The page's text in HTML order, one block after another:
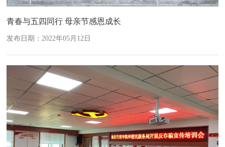
青春与五四同行 母亲节感恩成长
发布日期：2022年05月12日